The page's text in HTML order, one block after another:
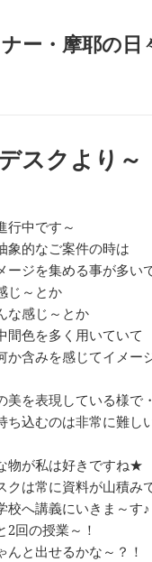
ー・摩耶の日
スクより～
行中です～
象的なご案件の時は
ジを集める事が多い
じ～とか
な感じ～とか
間色を多く用いていて
か含みを感じてイメー
美を表現している様で
ち込むのは非常に難し
物が私は好きですね★
クは常に資料が山積み
校へ講義にいきま～す♪
2回の授業～！
んと出せるかな～？！